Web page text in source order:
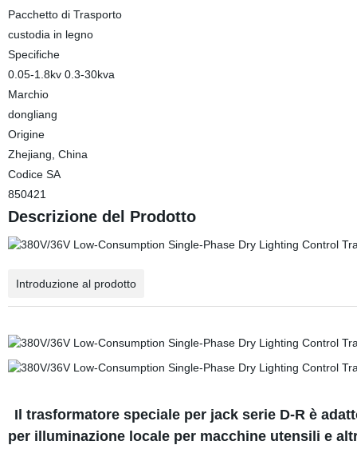
Pacchetto di Trasporto
custodia in legno
Specifiche
0.05-1.8kv 0.3-30kva
Marchio
dongliang
Origine
Zhejiang, China
Codice SA
850421
Descrizione del Prodotto
Introduzione al prodotto
Il trasformatore speciale per jack serie D-R è
per illuminazione locale per macchine utensili e